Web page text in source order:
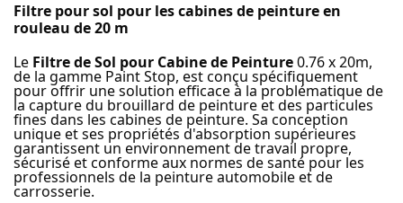
Filtre pour sol pour les cabines de peinture en
rouleau de 20 m
Le Filtre de Sol pour Cabine de Peinture0.76 x 20m,
de la gamme Paint Stop, est conçu spécifiquement
pour offrir une solution efficace à la problématique de
la capture du brouillard de peinture et des particules
fines dans les cabines de peinture. Sa conception
unique et ses propriétés d'absorption supérieures
garantissent un environnement de travail propre,
sécurisé et conforme aux normes de santé pour les
professionnels de la peinture automobile et de
carrosserie.